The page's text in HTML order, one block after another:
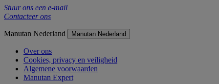
Stuur ons een e-mail
Contacteer ons
Manutan Nederland Manutan Nederland
Over ons
Cookies, privacy en veiligheid
Algemene voorwaarden
Manutan Expert